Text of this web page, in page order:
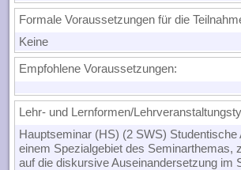
Formale Voraussetzungen für die
Keine
Empfohlene Voraussetzungen:
Lehr- und Lernformen/
Hauptseminar (HS) (2 SWS) Studentische
einem Spezialgebiet des Seminarthemas,
auf die diskursive Auseinandersetzung im